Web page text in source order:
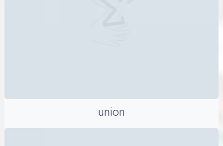
union